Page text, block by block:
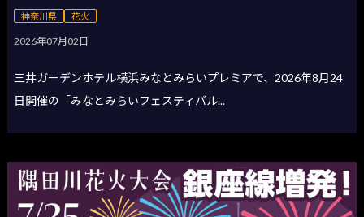
神奈川県 花火
2026年07月02日
三井ガーデンホテル横浜みなとみらいプレミアで、2026年8月24
日開催の「みなとみらいフェスティバル...